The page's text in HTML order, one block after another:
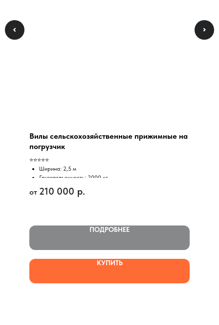
Вилы сельскохозяйственные прижимные на
погрузчик
⭐⭐⭐⭐⭐
Ширина: 2,5 м
Грузоподъемность: 2000 кг
Состояние: Новое
Завод: MingYu, Китай
Вилы устанавливаются на фронтальные и
210 000 р.
ПОДРОБНЕЕ
КУПИТЬ